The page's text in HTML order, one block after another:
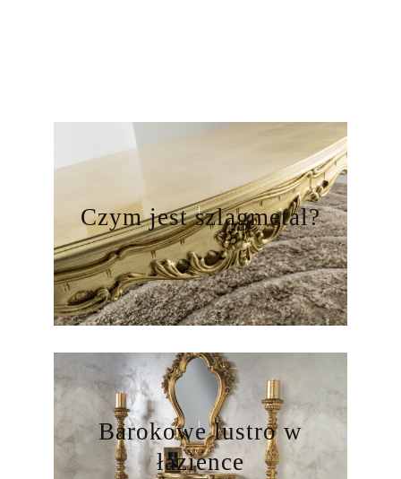
Czym jest szlagmetal?
Barokowe lustro w
łazience